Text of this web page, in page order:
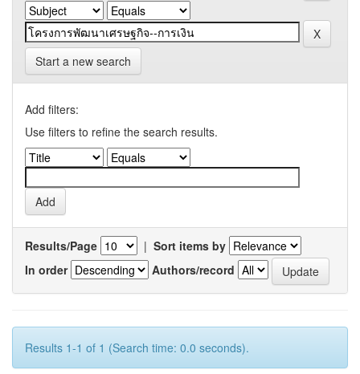
Start a new search
Add filters:
Use filters to refine the search results.
Results/Page | Sort items by
In order
Authors/record
Results 1-1 of 1 (Search time: 0.0 seconds).